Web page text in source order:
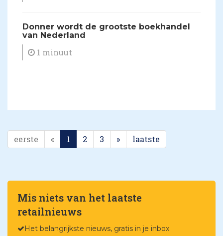
​Donner wordt de grootste boekhandel
van Nederland
1 minuut
eerste « 1 2 3 » laatste
Mis niets van het laatste
retailnieuws
Het belangrijkste nieuws, gratis in je inbox